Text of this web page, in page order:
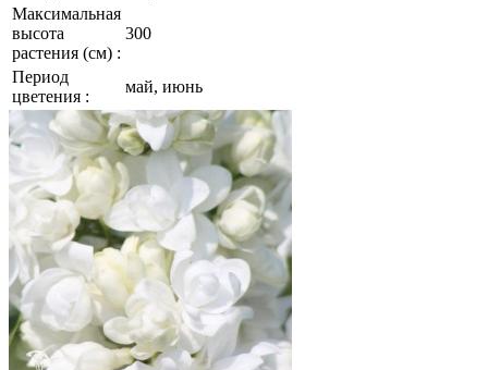
Максимальная
высота
растения (см) :
300
Период
цветения :
май, июнь